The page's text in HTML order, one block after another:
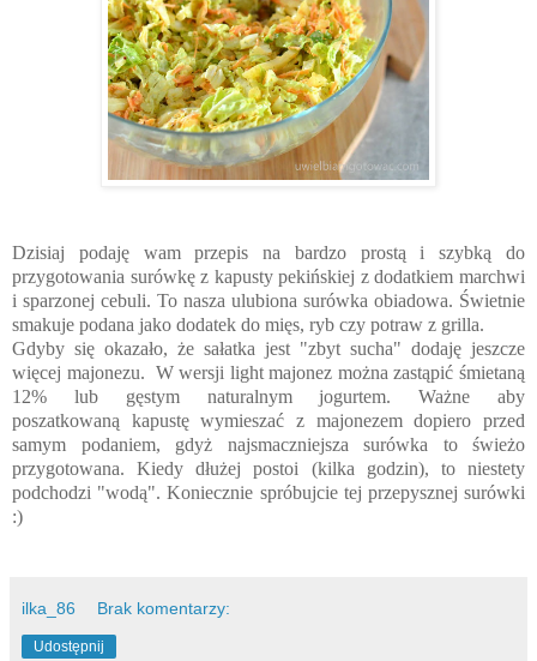
Dzisiaj podaję wam przepis na bardzo prostą i szybką do
przygotowania surówkę z kapusty pekińskiej z dodatkiem marchwi
i sparzonej cebuli. To nasza ulubiona surówka obiadowa. Świetnie
smakuje podana jako dodatek do mięs, ryb czy potraw z grilla.
Gdyby się okazało, że sałatka jest "zbyt sucha" dodaję jeszcze
więcej majonezu. W wersji light majonez można zastąpić śmietaną
12% lub gęstym naturalnym jogurtem. Ważne aby
poszatkowaną kapustę wymieszać z majonezem dopiero przed
samym podaniem, gdyż najsmaczniejsza surówka to świeżo
przygotowana. Kiedy dłużej postoi (kilka godzin), to niestety
podchodzi "wodą". Koniecznie spróbujcie tej przepysznej surówki
:)
ilka_86 Brak komentarzy:
Udostępnij